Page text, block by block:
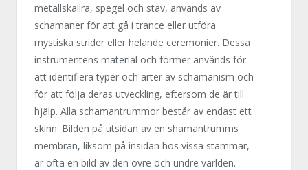
metallskallra, spegel och stav, används av
schamaner för att gå i trance eller utföra
mystiska strider eller helande ceremonier. Dessa
instrumentens material och former används för
att identifiera typer och arter av schamanism och
för att följa deras utveckling, eftersom de är till
hjälp. Alla schamantrummor består av endast ett
skinn. Bilden på utsidan av en shamantrumms
membran, liksom på insidan hos vissa stammar,
är ofta en bild av den övre och undre världen.